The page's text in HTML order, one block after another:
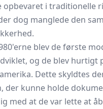
opbevaret i traditionelle
dog manglede den
blev de første
og de blev hurtigt
Dette skyldtes
der kunne holde
med at de var lette at